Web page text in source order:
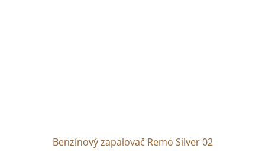
Benzínový zapalovač Remo Silver 02